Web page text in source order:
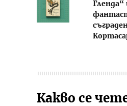
Гленда“
Какво се